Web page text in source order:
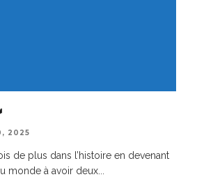
2025
de plus dans l’histoire en devenant
monde à avoir deux